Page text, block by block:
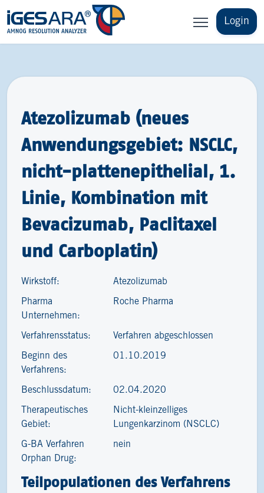
Login
Atezolizumab (neues
Anwendungsgebiet: NSCLC,
nicht-​plattenepithelial, 1.
Linie, Kombination mit
Bevacizumab, Paclitaxel
und Carboplatin)
Wirkstoff: Atezolizumab
Pharma
Unternehmen:
Roche Pharma
Verfahrensstatus: Verfahren abgeschlossen
Beginn des
Verfahrens:
01.10.2019
Beschlussdatum: 02.04.2020
Therapeutisches
Gebiet:
Nicht-kleinzelliges
Lungenkarzinom (NSCLC)
G-BA Verfahren
Orphan Drug:
nein
Teilpopulationen des Verfahrens